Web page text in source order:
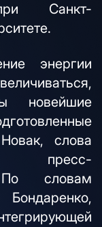
Санкт-
энергии
новейшие
слова
пресс-
По словам